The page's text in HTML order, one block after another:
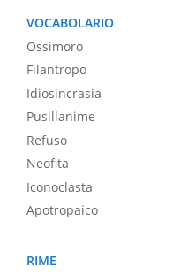
VOCABOLARIO
Ossimoro
Filantropo
Idiosincrasia
Pusillanime
Refuso
Neofita
Iconoclasta
Apotropaico
RIME